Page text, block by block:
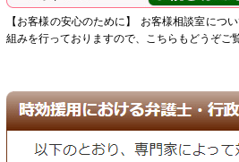
【お客様の安心のために】
お客様相談室につ
組みを行っておりますので、こちらもどうぞご